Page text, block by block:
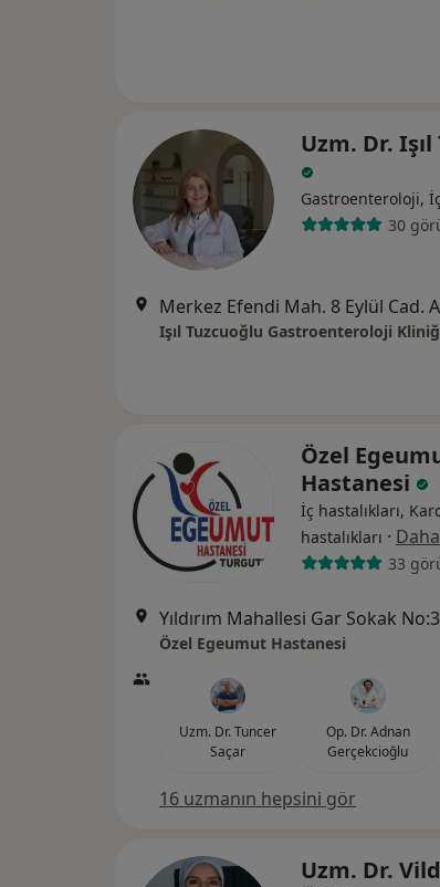
Uzm. Dr.
Gastroenteroloji,
30
Işıl Tuzcuoğlu Gastroenteroloji
Özel
Hastanesi
İç hastalıkları,
hastalıkları ·
33
Özel Egeumut Hastanesi
Uzm. Dr. Tuncer
Saçar
Op. Dr. Adnan
Gerçekcioğlu
16 uzmanın hepsini gör
Uzm. Dr.